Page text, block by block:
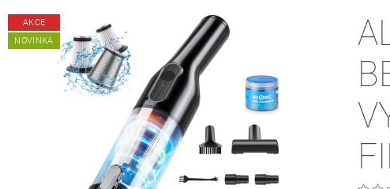
/ MOBILY / TABLETY / PŘÍSLUŠENSTVÍ
(OPASKY, PENĚŽENKY, ...) OSOBNÍ POMŮCKY
VYHŘÍVANÝ TEXTIL ZABEZPEČOVACÍ
RAZNICE MOSAZNÉ - POPTÁVKA OBCHODNÍ PODMÍNKY KONTAKTY
AKCE
NOVINKA